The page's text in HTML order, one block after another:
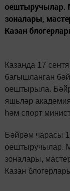
оештыручылар.
зоналары,
Казан
Казанда 17
багышланган
оештырыла.
яшьләр
һәм спорт
Бәйрәм чарасы
оештыручылар.
зоналары,
Казан